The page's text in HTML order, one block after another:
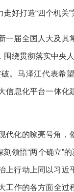
好打造“四个机关
一届全国人大及
绕贯彻落实中央
。马泽江代表希
信息化平台一体
代化的嘹亮号角
领悟“两个确立”
上行动上同以习
工作的各方面全